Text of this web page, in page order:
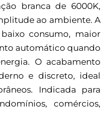
branca de 6000K,
ao ambiente. A
consumo, maior
automático quando
O acabamento
e discreto, ideal
Indicada para
comércios,